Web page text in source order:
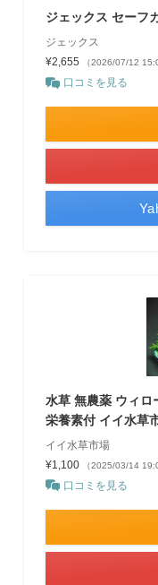
ジェックス セーフ
ジェックス
¥2,655
（2026/07/12
口コミを見る
水草 無農薬 ウィロ
栄養素付 イイ水草
イイ水草市場
¥1,100
（2025/03/14
口コミを見る